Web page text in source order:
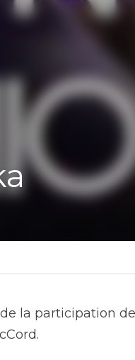
participation de la